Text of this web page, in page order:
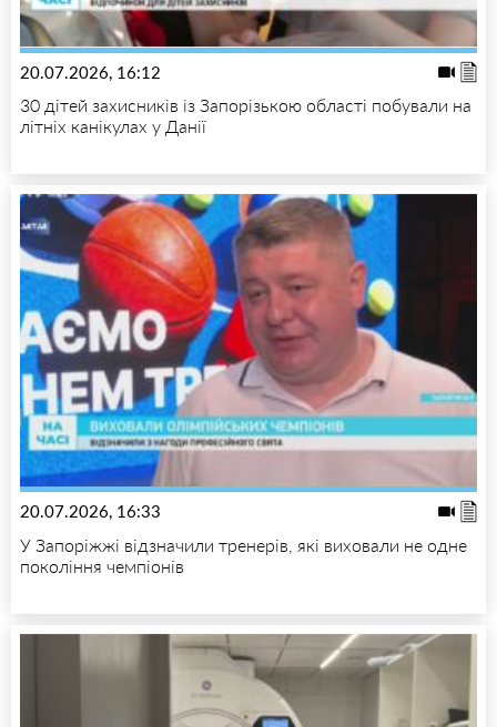
20.07.2026, 16:12
30 дітей захисників із Запорізькою області побували на
літніх канікулах у Данії
20.07.2026, 16:33
У Запоріжжі відзначили тренерів, які виховали не одне
покоління чемпіонів